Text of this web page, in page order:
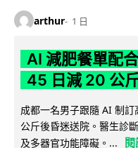
arthur 1 日
AI 減肥餐單配
45 日減 20 公
成都一名男子跟隨 AI 制
公斤後昏迷送院。醫生診
及多器官功能障礙。...